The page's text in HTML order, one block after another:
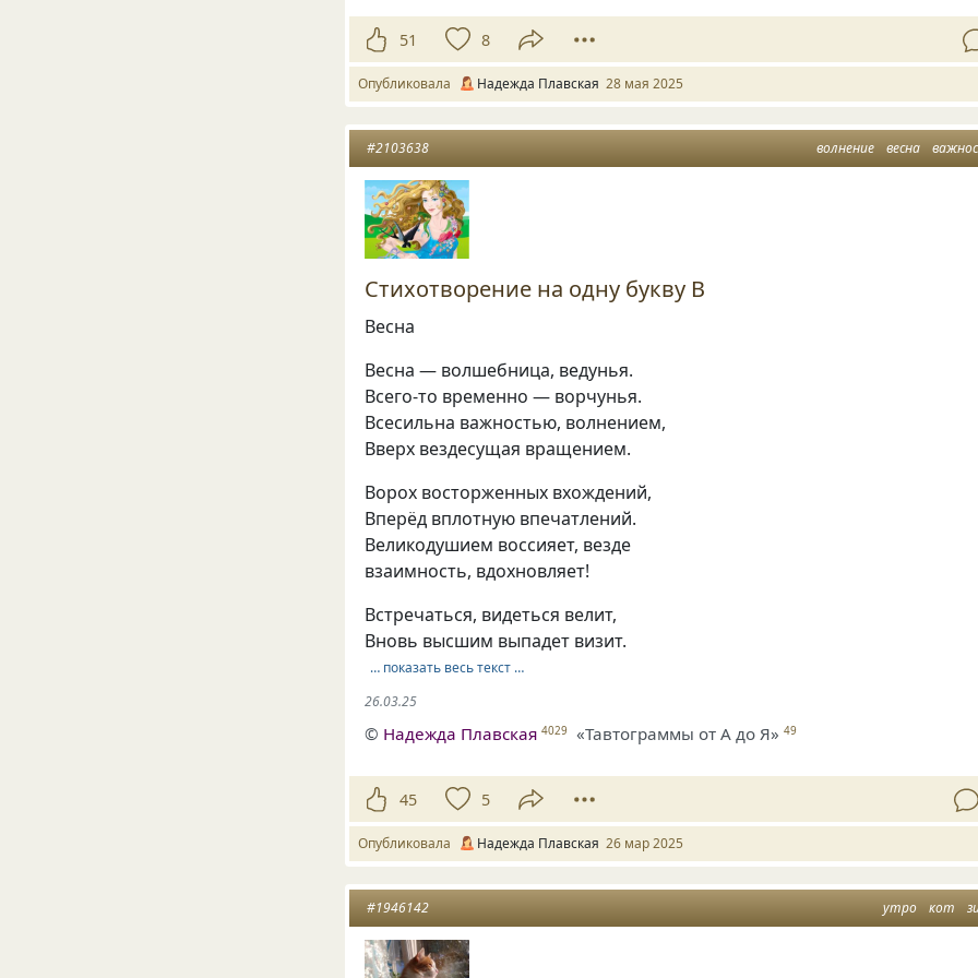
51 8
Опубликовала Надежда Плавская 28 мая 2025
волнение весна
#2103638
Стихотворение на одну букву В
Весна
Весна — волшебница, ведунья.
Всего-то временно — ворчунья.
Всесильна важностью, волнением,
Вверх вездесущая вращением.
Ворох восторженных вхождений,
Вперёд вплотную впечатлений.
Великодушием воссияет, везде
взаимность, вдохновляет!
Встречаться, видеться велит,
Вновь высшим выпадет визит.
… показать весь текст …
26.03.25
© Надежда Плавская 4029 «Тавтограммы от А до Я» 49
45 5
Опубликовала Надежда Плавская 26 мар 2025
утро кот
#1946142